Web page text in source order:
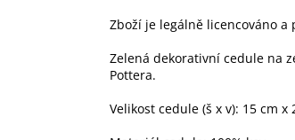
Zboží je legálně licencováno
Zelená dekorativní cedule na
Pottera.
Velikost cedule (š x v): 15 cm x